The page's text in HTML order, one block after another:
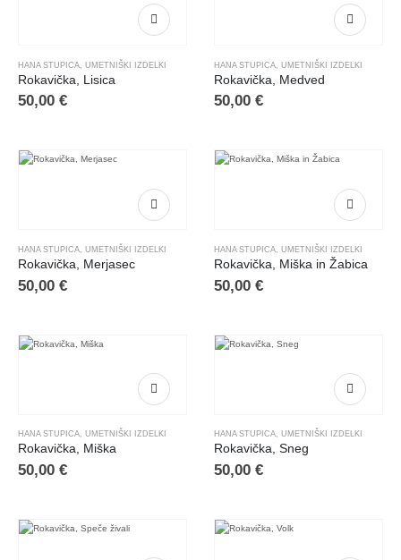
HANA STUPICA UMETNIŠKI IZDELKI
Rokavička, Lisica
50,00 €
HANA STUPICA UMETNIŠKI IZDELKI
Rokavička, Medved
50,00 €
HANA STUPICA, UMETNIŠKI IZDELKI
Rokavička, Merjasec
50,00 €
HANA STUPICA, UMETNIŠKI IZDELKI
Rokavička, Miška in Žabica
50,00 €
HANA STUPICA, UMETNIŠKI IZDELKI
Rokavička, Miška
50,00 €
HANA STUPICA, UMETNIŠKI IZDELKI
Rokavička, Sneg
50,00 €